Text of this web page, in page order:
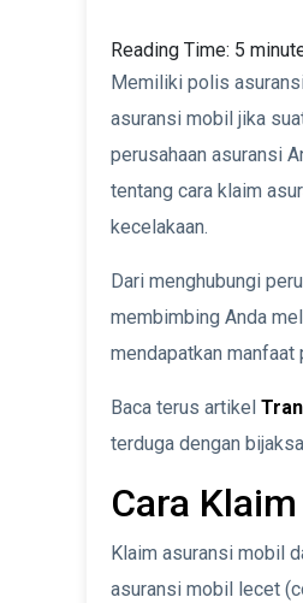
Reading Time: 5
Memiliki polis
asuransi mobil jika
perusahaan asuransi
tentang cara klaim
kecelakaan.
Dari menghubungi
membimbing Anda
mendapatkan manfaat
Baca terus artikel
terduga dengan
Cara
Klaim asuransi mobil
asuransi mobil lecet